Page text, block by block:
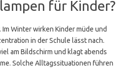
für Kinder?
Winter wirken Kinder müde und
in der Schule lässt nach.
am Bildschirm und klagt abends
Solche Alltagssituationen führen